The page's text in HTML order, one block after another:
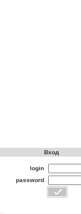
Вход
login
password